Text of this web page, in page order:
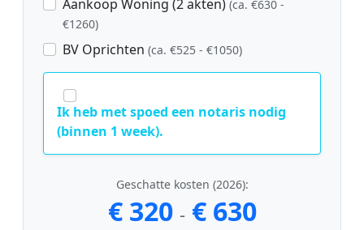
Aankoop Woning (2 akten) (ca. €630 -
€1260)
BV Oprichten (ca. €525 - €1050)
Ik heb met spoed een notaris nodig
(binnen 1 week).
Geschatte kosten (2026):
€ 320 - € 630